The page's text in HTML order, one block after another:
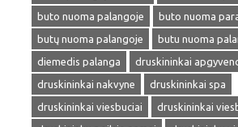
buto nuoma palangoje
buto nuoma
butų nuoma palangoje
butu nuoma
diemedis palanga
druskininkai
druskininkai nakvyne
druskininkai spa
druskininkai viesbuciai
druskininkai